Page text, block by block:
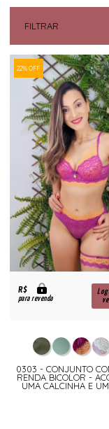
FILTRAR
22% OFF
R$
para revenda
0303 - CONJUNTO
RENDA BICOLOR -
UMA CALCINHA E